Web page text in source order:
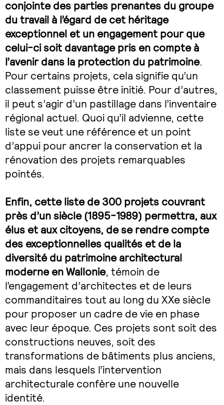
conjointe des parties prenantes du groupe
du travail à l’égard de cet héritage
exceptionnel et un engagement pour que
celui-ci soit davantage pris en compte à
l’avenir dans la protection du patrimoine.
Pour certains projets, cela signifie qu’un
classement puisse être initié. Pour d’autres,
il peut s’agir d’un pastillage dans l’inventaire
régional actuel. Quoi qu’il advienne, cette
liste se veut une référence et un point
d’appui pour ancrer la conservation et la
rénovation des projets remarquables
pointés.
Enfin, cette liste de 300 projets couvrant
près d’un siècle (1895-1989) permettra, aux
élus et aux citoyens, de se rendre compte
des exceptionnelles qualités et de la
diversité du patrimoine architectural
moderne en Wallonie, témoin de
l’engagement d’architectes et de leurs
commanditaires tout au long du XXe siècle
pour proposer un cadre de vie en phase
avec leur époque. Ces projets sont soit des
constructions neuves, soit des
transformations de bâtiments plus anciens,
mais dans lesquels l’intervention
architecturale confère une nouvelle
identité.